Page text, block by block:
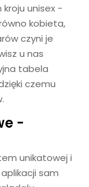
unisex -
kobieta,
czyni je
u nas
tabela
czemu
-
unikatowej i
sam